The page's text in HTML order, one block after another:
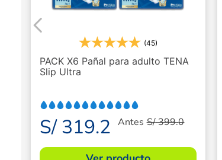
(45)
PACK X6 Pañal para adulto TENA
Slip Ultra
S/ 319.2 AntesS/399.0